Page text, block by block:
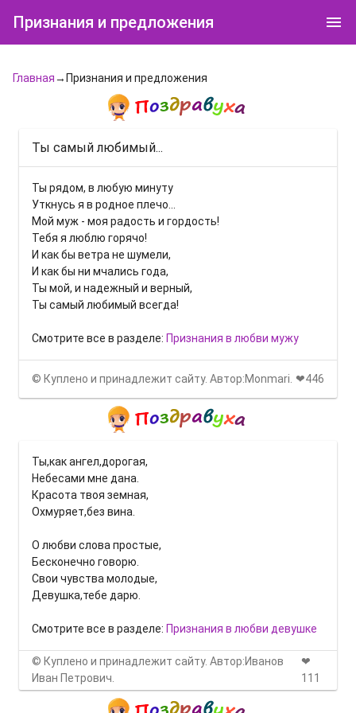
Признания и предложения
Главная→Признания и предложения
Ты самый любимый...
Ты рядом, в любую минуту
Уткнусь я в родное плечо...
Мой муж - моя радость и гордость!
Тебя я люблю горячо!
И как бы ветра не шумели,
И как бы ни мчались года,
Ты мой, и надежный и верный,
Ты самый любимый всегда!
Смотрите все в разделе: Признания в любви мужу
© Куплено и принадлежит сайту. Автор:Monmari. ❤446
Ты,как ангел,дорогая,
Небесами мне дана.
Красота твоя земная,
Охмуряет,без вина.
О любви слова простые,
Бесконечно говорю.
Свои чувства молодые,
Девушка,тебе дарю.
Смотрите все в разделе: Признания в любви девушке
© Куплено и принадлежит сайту. Автор:Иванов
Иван Петрович.
❤
111